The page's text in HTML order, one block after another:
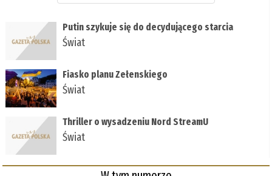
Putin szykuje się do decydującego starcia
Świat
Fiasko planu Zełenskiego
Świat
Thriller o wysadzeniu Nord StreamU
Świat